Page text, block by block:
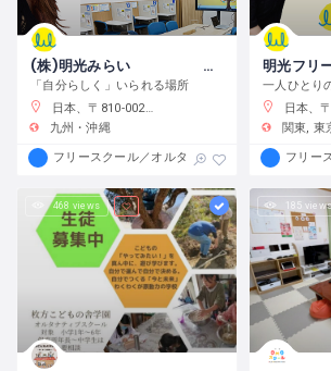
(株)明光みらい 明光フリースクール薬院本校
「自分らしく」いられる場所
日本、〒810-0022 福岡県福岡市中央区薬院１−１０−６ フォレスト薬院大通り
九州・沖縄
フリースクール／オルタナティブスクール
明光フリ
日本、〒134-0088 東京都江戸
関東
東
フリー
468 views 185